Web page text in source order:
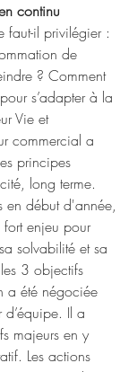
continu
il privilégier :
de
? Comment
s’adapter à la
Vie et
commercial a
principes
long terme.
en début d'année,
enjeu pour
solvabilité et sa
3 objectifs
a été négociée
Il a
majeurs en y
Les actions